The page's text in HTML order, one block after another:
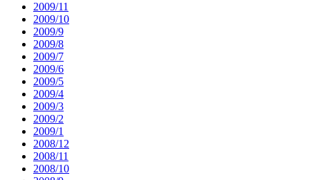
2009/11
2009/10
2009/9
2009/8
2009/7
2009/6
2009/5
2009/4
2009/3
2009/2
2009/1
2008/12
2008/11
2008/10